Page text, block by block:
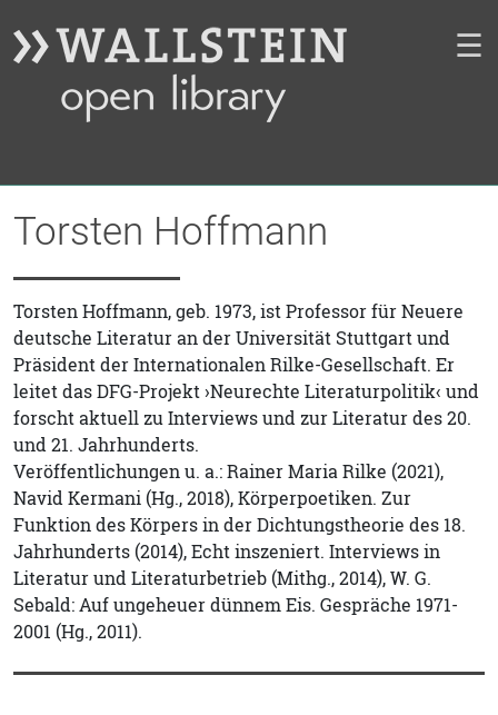
☰
Torsten Hoffmann
Torsten Hoffmann, geb. 1973, ist Professor für Neuere
deutsche Literatur an der Universität Stuttgart und
Präsident der Internationalen Rilke-Gesellschaft. Er
leitet das DFG-Projekt ›Neurechte Literaturpolitik‹ und
forscht aktuell zu Interviews und zur Literatur des 20.
und 21. Jahrhunderts.
Veröffentlichungen u. a.: Rainer Maria Rilke (2021),
Navid Kermani (Hg., 2018), Körperpoetiken. Zur
Funktion des Körpers in der Dichtungstheorie des 18.
Jahrhunderts (2014), Echt inszeniert. Interviews in
Literatur und Literaturbetrieb (Mithg., 2014), W. G.
Sebald: Auf ungeheuer dünnem Eis. Gespräche 1971-
2001 (Hg., 2011).